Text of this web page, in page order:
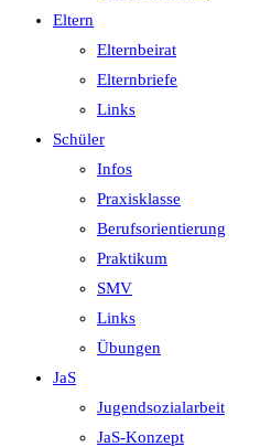
Eltern
Elternbeirat
Elternbriefe
Links
Schüler
Infos
Praxisklasse
Berufsorientierung
Praktikum
SMV
Links
Übungen
JaS
Jugendsozialarbeit
JaS-Konzept